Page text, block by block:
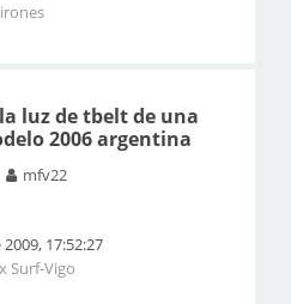
luz de tbelt de una
2006 argentina
mfv22
17:52:27
Surf-Vigo